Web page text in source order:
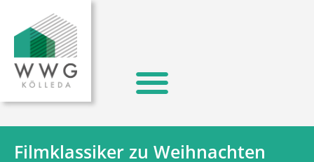
Filmklassiker zu Weihnachten